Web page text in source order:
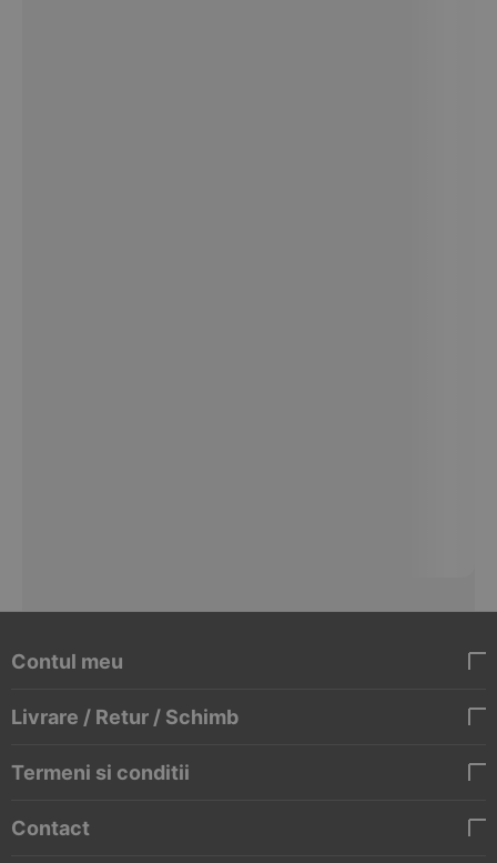
Contul meu
Livrare / Retur / Schimb
Termeni si conditii
Contact